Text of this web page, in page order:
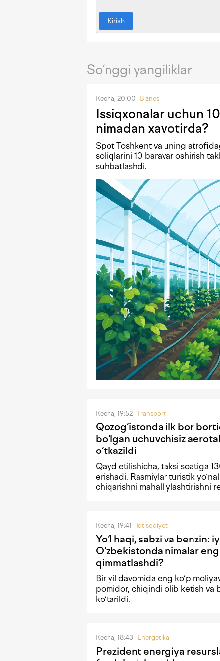
Kirish
So‘nggi yangiliklar
Kecha, 20:00 Biznes
Issiqxonalar uchun
nimadan xavotirda?
Spot Toshkent va uning
soliqlarini 10 baravar oshirish
suhbatlashdi.
Kecha, 19:52 Transport
Qozog‘istonda ilk bor
bo‘lgan uchuvchisiz
o‘tkazildi
Qayd etilishicha, taksi soatiga
erishadi. Rasmiylar turistik
chiqarishni mahalliylashtirishni
Kecha, 19:41 Iqtisodiyot
Yo‘l haqi, sabzi va benzin:
O‘zbekistonda nimalar eng
qimmatlashdi?
Bir yil davomida eng ko‘p
pomidor, chiqindi olib ketish va
ko‘tarildi.
Kecha, 18:43 Energetika
Prezident energiya